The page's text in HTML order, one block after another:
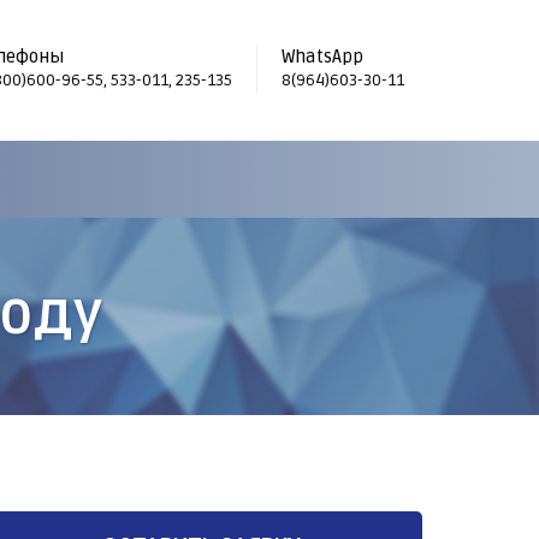
96-55, 533-011, 235-135
WhatsApp
8(964)603-30-11